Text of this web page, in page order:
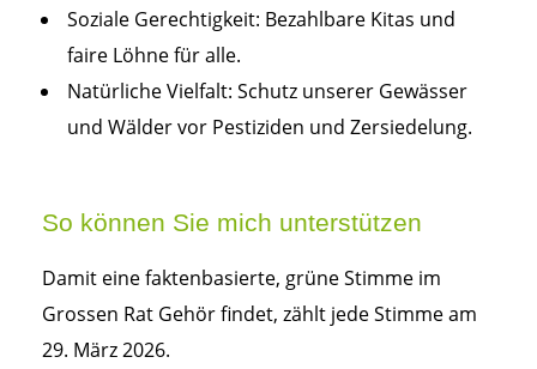
Soziale Gerechtigkeit: Bezahlbare Kitas und
faire Löhne für alle.
Natürliche Vielfalt: Schutz unserer Gewässer
und Wälder vor Pestiziden und Zersiedelung.
So können Sie mich unterstützen
Damit eine faktenbasierte, grüne Stimme im
Grossen Rat Gehör findet, zählt jede Stimme am
29. März 2026.